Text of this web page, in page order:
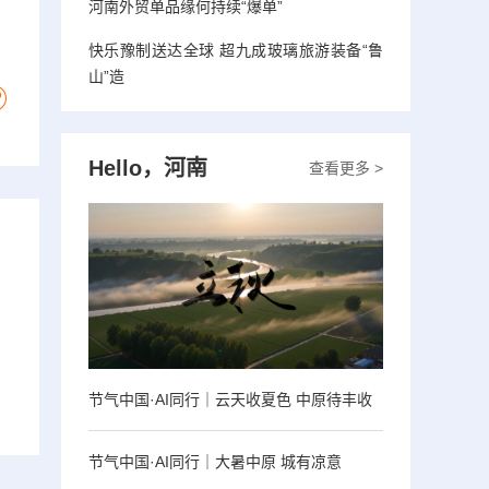
河南外贸单品缘何持续“爆单”
快乐豫制送达全球 超九成玻璃旅游装备“鲁
山”造
查看更多 >
Hello，河南
节气中国·AI同行｜云天收夏色 中原待丰收
节气中国·AI同行｜大暑中原 城有凉意